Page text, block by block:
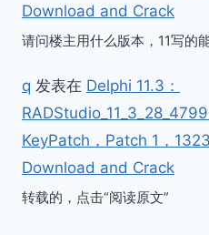
Download and Crack
请问楼主用什么版本，11写的
q 发表在 Delphi 11.3：
KeyPatch，Patch 1，
Download and Crack
转载的，点击“阅读原文”